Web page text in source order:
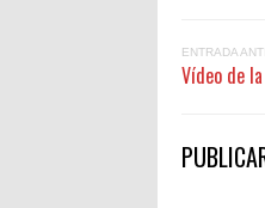
ENTRADA
Vídeo de